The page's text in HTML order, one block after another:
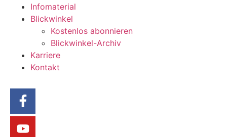
Infomaterial
Blickwinkel
Kostenlos abonnieren
Blickwinkel-Archiv
Karriere
Kontakt